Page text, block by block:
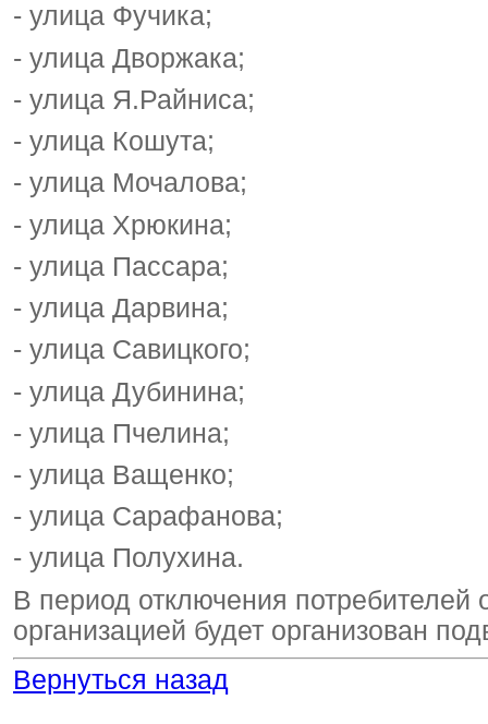
- улица Фучика;
- улица Дворжака;
- улица Я.Райниса;
- улица Кошута;
- улица Мочалова;
- улица Хрюкина;
- улица Пассара;
- улица Дарвина;
- улица Савицкого;
- улица Дубинина;
- улица Пчелина;
- улица Ващенко;
- улица Сарафанова;
- улица Полухина.
В период отключения
организацией будет организован
Вернуться назад